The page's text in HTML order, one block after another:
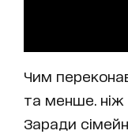
Чим
та менше. ніж
Заради